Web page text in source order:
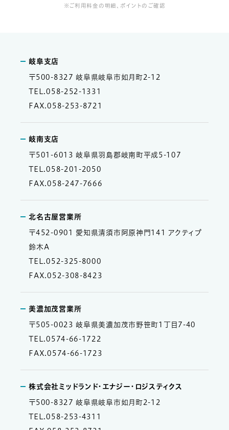
※ご利用料金の明細、ポイントのご確認
岐阜支店
〒500-8327 岐阜県岐阜市如月町2-12
TEL.058-252-1331
FAX.058-253-8721
岐南支店
〒501-6013 岐阜県羽島郡岐南町平成5-107
TEL.058-201-2050
FAX.058-247-7666
北名古屋営業所
〒452-0901 愛知県清須市阿原神門141 アクティブ
鈴木A
TEL.052-325-8000
FAX.052-308-8423
美濃加茂営業所
〒505-0023 岐阜県美濃加茂市野笹町1丁目7-40
TEL.0574-66-1722
FAX.0574-66-1723
株式会社ミッドランド・エナジー・ロジスティクス
〒500-8327 岐阜県岐阜市如月町2-12
TEL.058-253-4311